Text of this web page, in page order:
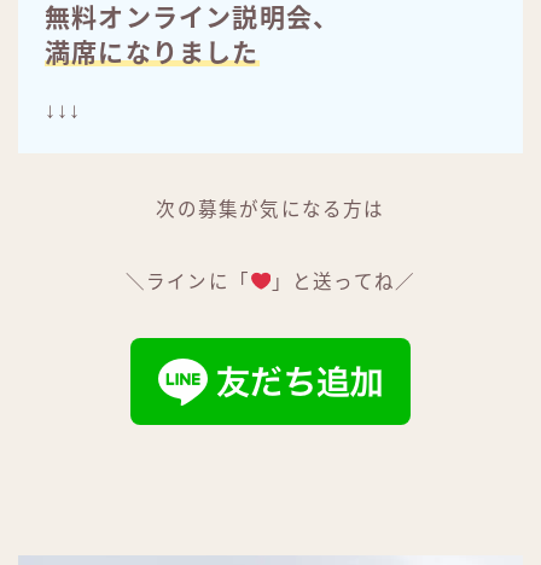
無料オンライン説明会、
満席になりました
↓↓↓
次の募集が気になる方は
＼ラインに「 」と送ってね／